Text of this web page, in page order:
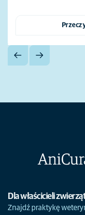
Dla właścicieli
Znajdź praktykę